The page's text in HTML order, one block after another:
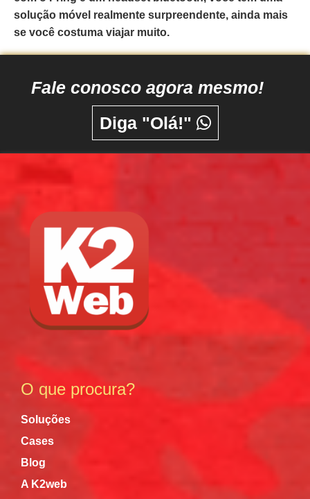
solução móvel realmente surpreendente, ainda mais
se você costuma viajar muito.
Fale conosco agora mesmo!
Diga "Olá!"
O que procura?
Soluções
Cases
Blog
A K2web